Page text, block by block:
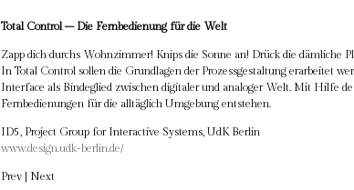
Total Control – Die Fernbedienung für die Welt
Zapp dich durchs Wohnzimmer! Knips die Sonne an! Drück die dämliche
In Total Control sollen die Grundlagen der Prozessgestaltung erarbeitet
Interface als Bindeglied zwischen digitaler und analoger Welt. Mit Hilfe
Fernbedienungen für die alltäglich Umgebung entstehen.
ID5, Project Group for Interactive Systems, UdK Berlin
www.design.udk-berlin.de/
Prev Next